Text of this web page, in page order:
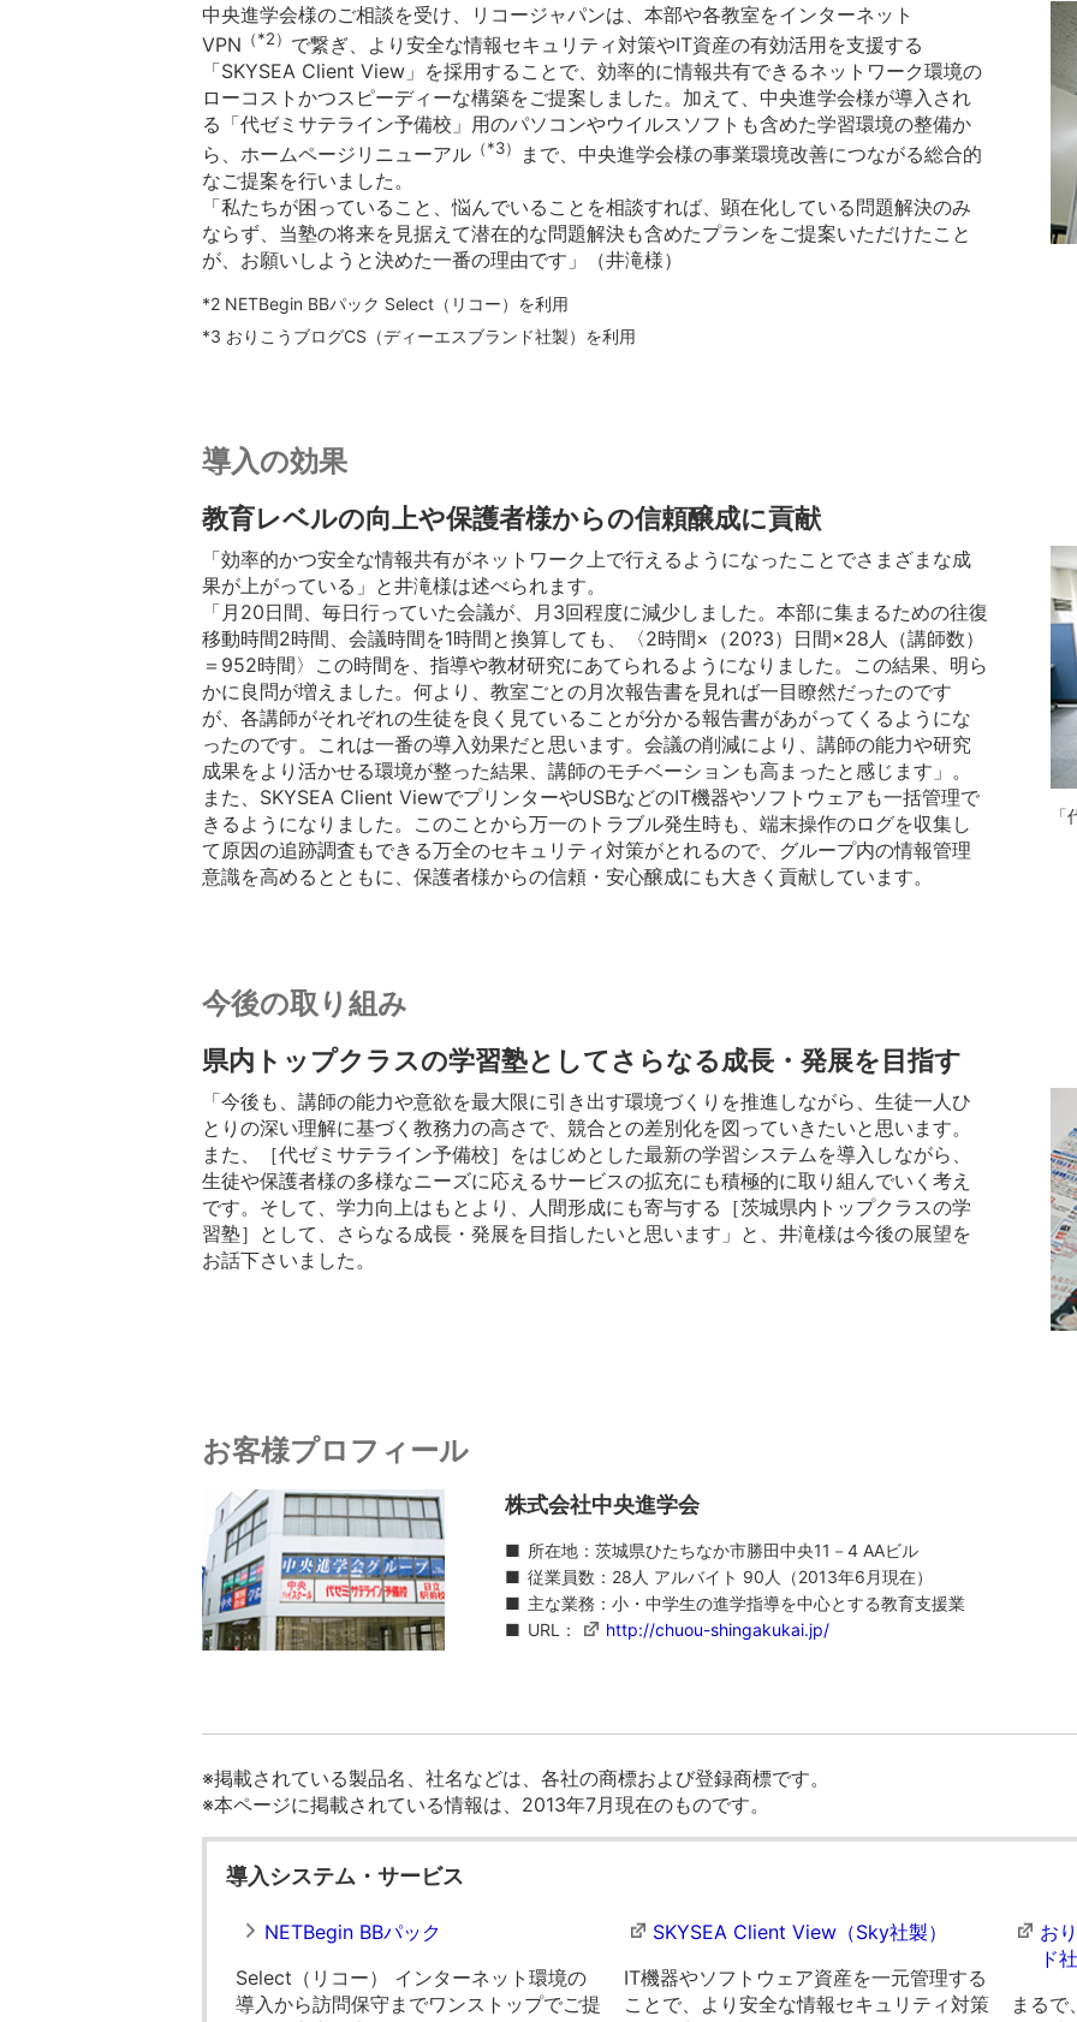
中央進学会様のご相談を受け、リコージャパンは、本部や各教室をインターネット
VPN （*2） で繋ぎ、より安全な情報セキュリティ対策やIT資産の有効活用を支援する
「SKYSEA Client View」を採用することで、効率的に情報共有できるネットワーク環境の
ローコストかつスピーディーな構築をご提案しました。加えて、中央進学会様が導入され
る「代ゼミサテライン予備校」用のパソコンやウイルスソフトも含めた学習環境の整備か
ら、ホームページリニューアル （*3）
まで、中央進学会様の事業環境改善につながる総合的
なご提案を行いました。
「私たちが困っていること、悩んでいることを相談すれば、顕在化している問題解決のみ
ならず、当塾の将来を見据えて潜在的な問題解決も含めたプランをご提案いただけたこと
が、お願いしようと決めた一番の理由です」（井滝様）
*2 NETBegin BBパック Select（リコー）を利用
*3 おりこうブログCS（ディーエスブランド社製）を利用
導入の効果
教育レベルの向上や保護者様からの信頼醸成に貢献
「効率的かつ安全な情報共有がネットワーク上で行えるようになったことでさまざまな成
果が上がっている」と井滝様は述べられます。
「月20日間、毎日行っていた会議が、月3回程度に減少しました。本部に集まるための往復
移動時間2時間、会議時間を1時間と換算しても、〈2時間×（20?3）日間×28人（講師数）
＝952時間〉この時間を、指導や教材研究にあてられるようになりました。この結果、明ら
かに良問が増えました。何より、教室ごとの月次報告書を見れば一目瞭然だったのです
が、各講師がそれぞれの生徒を良く見ていることが分かる報告書があがってくるようにな
ったのです。これは一番の導入効果だと思います。会議の削減により、講師の能力や研究
成果をより活かせる環境が整った結果、講師のモチベーションも高まったと感じます」。
また、SKYSEA Client ViewでプリンターやUSBなどのIT機器やソフトウェアも一括管理で
きるようになりました。このことから万一のトラブル発生時も、端末操作のログを収集し
て原因の追跡調査もできる万全のセキュリティ対策がとれるので、グループ内の情報管理
意識を高めるとともに、保護者様からの信頼・安心醸成にも大きく貢献しています。
今後の取り組み
県内トップクラスの学習塾としてさらなる成長・発展を目指す
「今後も、講師の能力や意欲を最大限に引き出す環境づくりを推進しながら、生徒一人ひ
とりの深い理解に基づく教務力の高さで、競合との差別化を図っていきたいと思います。
また、［代ゼミサテライン予備校］をはじめとした最新の学習システムを導入しながら、
生徒や保護者様の多様なニーズに応えるサービスの拡充にも積極的に取り組んでいく考え
です。そして、学力向上はもとより、人間形成にも寄与する［茨城県内トップクラスの学
習塾］として、さらなる成長・発展を目指したいと思います」と、井滝様は今後の展望を
お話下さいました。
お客様プロフィール
株式会社中央進学会
■ 所在地：茨城県ひたちなか市勝田中央11－4 AAビル
■ 従業員数：28人 アルバイト 90人（2013年6月現在）
■ 主な業務：小・中学生の進学指導を中心とする教育支援業
■ URL： http://chuou-shingakukai.jp/
※掲載されている製品名、社名などは、各社の商標および登録商標です。
※本ページに掲載されている情報は、2013年7月現在のものです。
導入システム・サービス
NETBegin BBパック
Select（リコー） インターネット環境の
導入から訪問保守までワンストップでご提
SKYSEA Client View（Sky社製）
IT機器やソフトウェア資産を一元管理する
ことで、より安全な情報セキュリティ対策
お
ド
まるで